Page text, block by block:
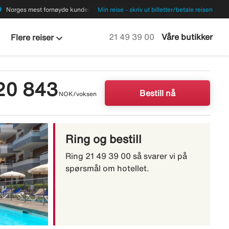
Norges mest fornøyde kunder Min reise - skriv ut billetter/betale reisen
Flere reiserkeyboard_arrow_down Ring oss på
21 49 39 00 Våre butikker
843 NOK/voksen Bestill nå
Ring og bestill
Ring 21 49 39 00 så svarer vi på
spørsmål om hotellet.